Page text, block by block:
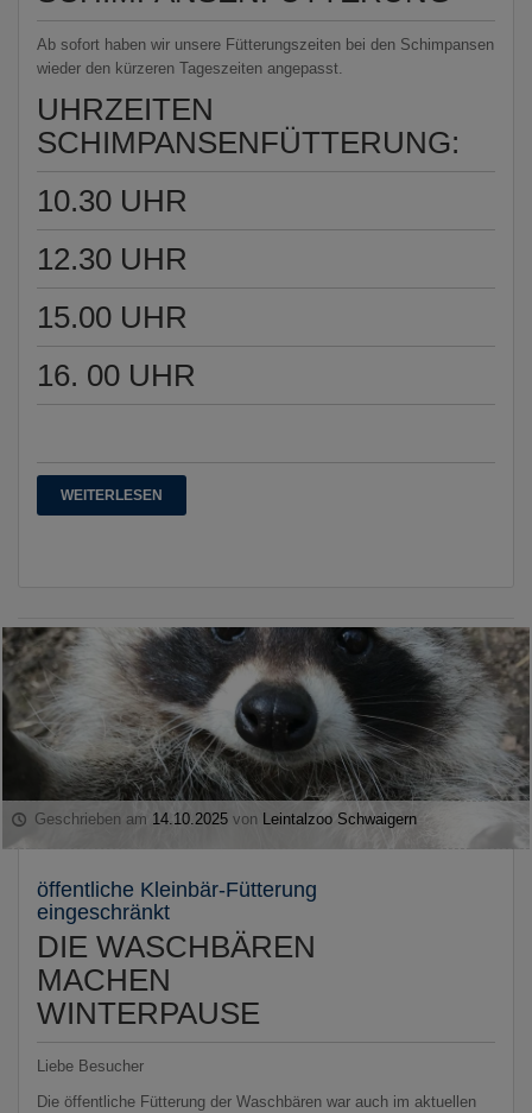
Ab sofort haben wir unsere Fütterungszeiten bei den Schimpansen
wieder den kürzeren Tageszeiten angepasst.
UHRZEITEN
SCHIMPANSENFÜTTERUNG:
10.30 UHR
12.30 UHR
15.00 UHR
16. 00 UHR
WEITERLESEN
Geschrieben am 14.10.2025 von Leintalzoo Schwaigern
öffentliche Kleinbär-Fütterung
eingeschränkt
DIE WASCHBÄREN
MACHEN
WINTERPAUSE
Liebe Besucher
Die öffentliche Fütterung der Waschbären war auch im aktuellen